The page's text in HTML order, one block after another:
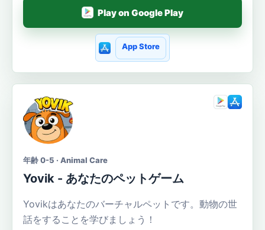
Play on Google Play
App Store
年齢 0-5 · Animal Care
Yovik - あなたのペットゲーム
Yovikはあなたのバーチャルペットです。動物の世
話をすることを学びましょう！